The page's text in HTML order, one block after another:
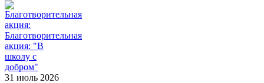
Благотворительная
акция: "В
школу с
добром"
31 июль 2026